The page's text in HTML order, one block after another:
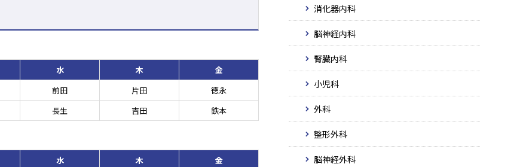
水 木 金
前田 片田
徳永
長生 吉田 鉄本
水 木 金
消化器内科
脳神経内科
腎臓内科
小児科
外科
整形外科
脳神経外科